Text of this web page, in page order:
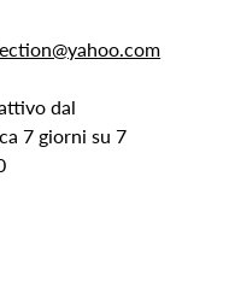
dal
7 giorni su 7